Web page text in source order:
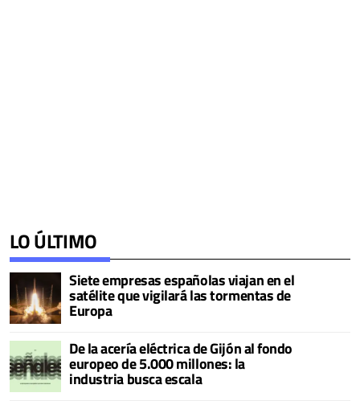
LO ÚLTIMO
Siete empresas españolas viajan en el
satélite que vigilará las tormentas de
Europa
De la acería eléctrica de Gijón al fondo
europeo de 5.000 millones: la
industria busca escala